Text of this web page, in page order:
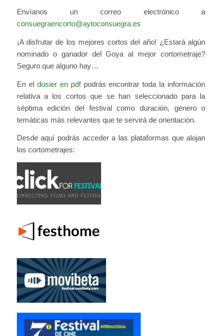
Envíanos un correo electrónico a
consuegraencorto@aytoconsuegra.es
¡A disfrutar de los mejores cortos del año! ¿Estará algún
nominado o ganador del Goya al mejor cortometraje?
Seguro que alguno hay…
En el dosier en pdfpodrás encontrar toda la información
relativa a los cortos que se han seleccionado para la
séptima edición del festival como duración, género o
temáticas más relevantes que te servirá de orientación.
Desde aquí podrás acceder a las plataformas que alojan
los cortometrajes: